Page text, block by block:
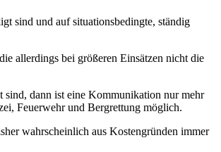
sind und auf situationsbedingte, ständig
allerdings bei größeren Einsätzen nicht die
sind, dann ist eine Kommunikation nur mehr
Feuerwehr und Bergrettung möglich.
wahrscheinlich aus Kostengründen immer